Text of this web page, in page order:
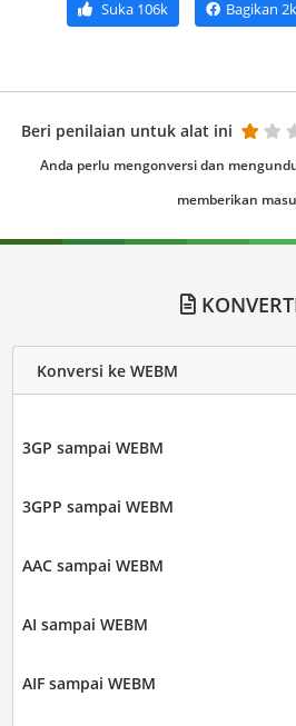
Suka106k Bagikan 2k
Beri penilaian untuk alat ini
Anda perlu mengonversi dan
memberikan
Konversi ke WEBM
3GP sampai WEBM
3GPP sampai WEBM
AAC sampai WEBM
AI sampai WEBM
AIF sampai WEBM